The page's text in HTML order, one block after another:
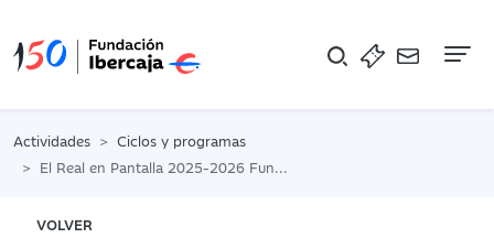
Actividades
Ciclos y programas
El Real en Pantalla 2025-2026 Fundación Ibercaja Huesca
VOLVER